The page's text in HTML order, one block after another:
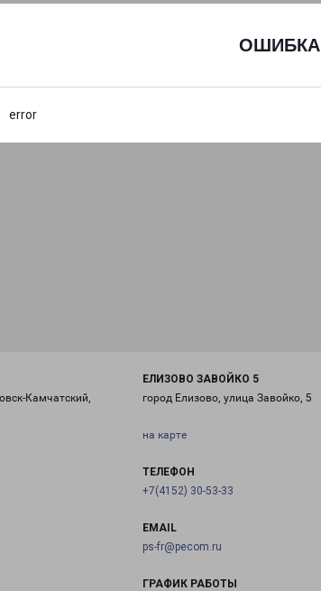
ОШИБКА
error
Камчатский,
ЕЛИЗОВО ЗАВОЙКО 5
город Елизово, улица Завойко, 5
на карте
ТЕЛЕФОН
+7(4152) 30-53-33
EMAIL
ps-fr@pecom.ru
ГРАФИК РАБОТЫ